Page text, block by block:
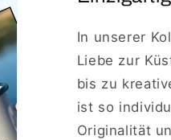
In unserer
Liebe zur
bis zu
ist so
Originalität